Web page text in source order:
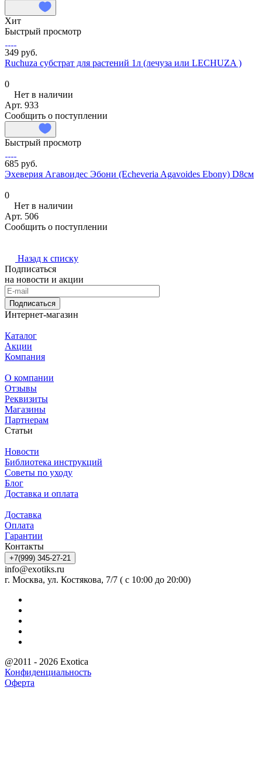
Хит
Быстрый просмотр
349 руб.
Ruchuza субстрат для растений 1л (лечуза или LECHUZA )
0
Нет в наличии
Арт. 933
Сообщить о поступлении
Быстрый просмотр
685 руб.
Эхеверия Агавоидес Эбони (Echeveria Agavoides Ebony) D8см
0
Нет в наличии
Арт. 506
Сообщить о поступлении
Назад к списку
Подписаться
на новости и акции
Подписаться
Интернет-магазин
Каталог
Акции
Компания
О компании
Отзывы
Реквизиты
Магазины
Партнерам
Статьи
Новости
Библиотека инструкций
Советы по уходу
Блог
Доставка и оплата
Доставка
Оплата
Гарантии
Контакты
+7(999) 345-27-21
info@exotiks.ru
г. Москва, ул. Костякова, 7/7 ( с 10:00 до 20:00)
@2011 - 2026 Exotica
Конфиденциальность
Оферта